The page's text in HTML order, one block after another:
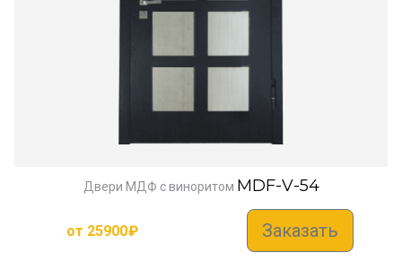
Двери МДФ с виноритом MDF-V-54
от 25900₽ Заказать